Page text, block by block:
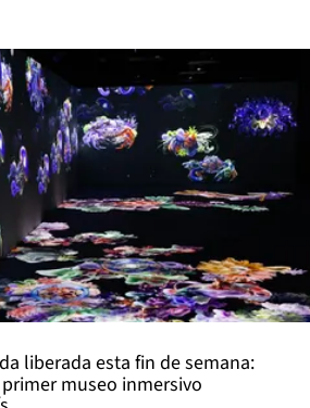
liberada esta fin de semana:
museo inmersivo